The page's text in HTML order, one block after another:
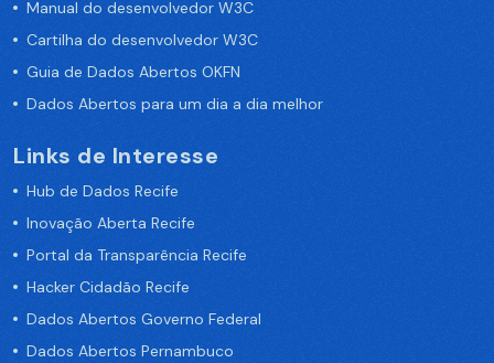
Manual do desenvolvedor W3C
Cartilha do desenvolvedor W3C
Guia de Dados Abertos OKFN
Dados Abertos para um dia a dia melhor
Links de Interesse
Hub de Dados Recife
Inovação Aberta Recife
Portal da Transparência Recife
Hacker Cidadão Recife
Dados Abertos Governo Federal
Dados Abertos Pernambuco